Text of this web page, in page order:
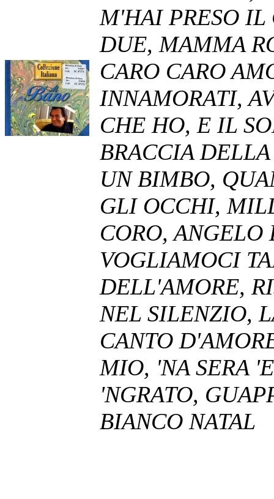
M'HAI PRESO IL
DUE, MAMMA
CARO CARO
INNAMORATI,
CHE HO, E IL
BRACCIA
UN BIMBO,
GLI OCCHI,
CORO, ANGELO
VOGLIAMOCI
DELL'AMORE,
NEL SILENZIO,
CANTO
MIO, 'NA SERA
'NGRATO,
BIANCO NATAL